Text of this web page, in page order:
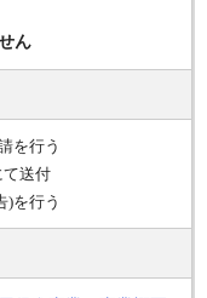
ん
を行う
て送付
)を行う